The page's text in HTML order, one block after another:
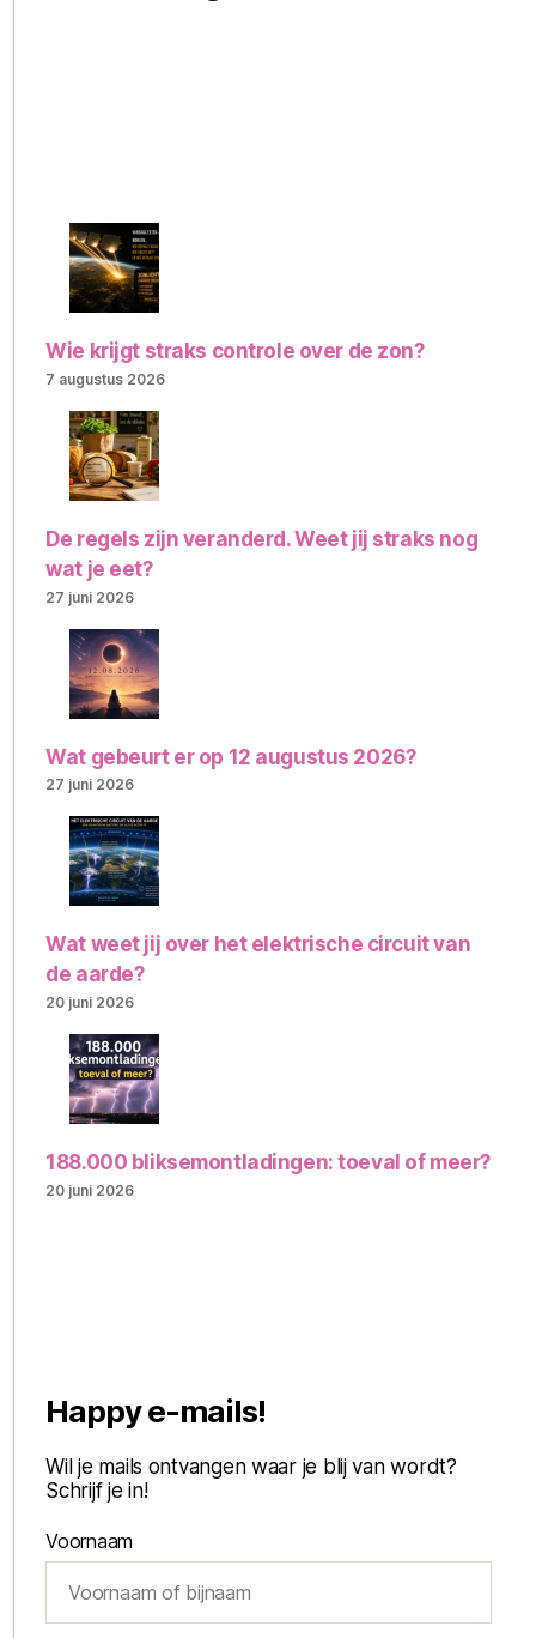
Wie krijgt straks controle over de zon?
7 augustus 2026
De regels zijn veranderd. Weet jij straks nog
wat je eet?
27 juni 2026
Wat gebeurt er op 12 augustus 2026?
27 juni 2026
Wat weet jij over het elektrische circuit van
de aarde?
20 juni 2026
188.000 bliksemontladingen: toeval of meer?
20 juni 2026
Happy e-mails!
Wil je mails ontvangen waar je blij van wordt?
Schrijf je in!
Voornaam